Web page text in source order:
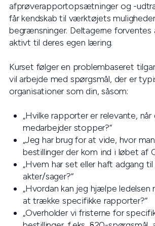
afprøverapportopsætninger og -
får kendskab til værktøjets
begrænsninger. Deltagerne forventes
aktivt til deres egen læring.
Kurset følger en problembaseret
vil arbejde med spørgsmål, der er
organisationer som din, såsom:
„Hvilke rapporter er relevante, når
medarbejder stopper?“
„Jeg har brug for at vide, hvor
bestillinger der kom ind i løbet af
„Hvem har set eller haft adgang
akter/sager?“
„Hvordan kan jeg hjælpe ledelsen
at trække specifikke rapporter?“
„Overholder vi fristerne for